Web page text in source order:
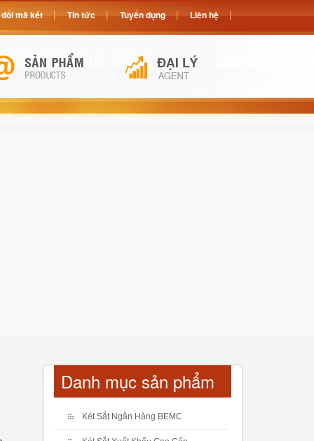
Danh mục sản phẩm
Két Sắt Ngân Hàng BEMC
mã két Tin tức Tuyển dụng Liên hệ